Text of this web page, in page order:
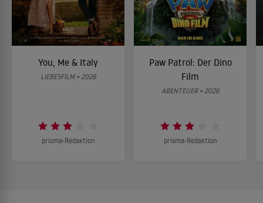
You, Me & Italy
LIEBESFILM • 2026
prisma-Redaktion
Paw Patrol: Der Dino
Film
ABENTEUER • 2026
prisma-Redaktion